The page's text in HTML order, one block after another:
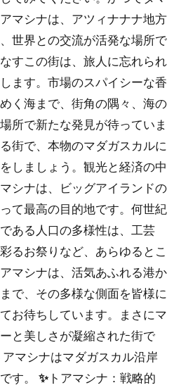
マシナは、アツィナナナ地方
世界との交流が活発な場所で
すこの街は、旅人に忘れられ
ます。市場のスパイシーな香
く海まで、街角の隅々、海の
所で新たな発見が待っていま
街で、本物のマダガスカルに
しましょう。観光と経済の中
シナは、ビッグアイランドの
て最高の目的地です。何世紀
ある人口の多様性は、工芸
るお祭りなど、あらゆるとこ
マシナは、活気あふれる港か
で、その多様な側面を皆様に
お待ちしています。まさにマ
と美しさが凝縮された街で
マシナはマダガスカル沿岸
す。 ✨ トアマシナ：戦略的